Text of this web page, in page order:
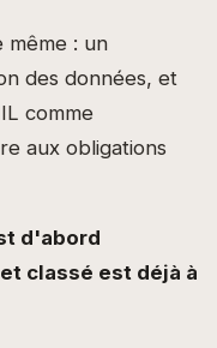
même : un
des données, et
comme
aux obligations
d'abord
classé est déjà à